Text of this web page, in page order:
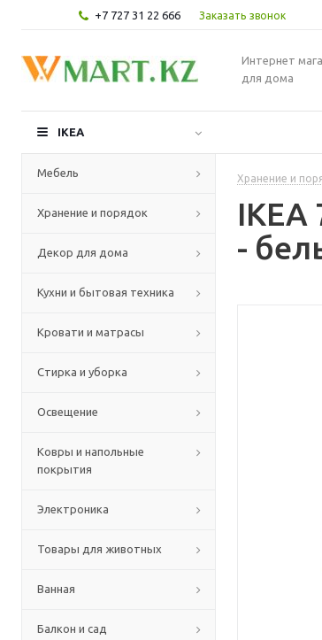
+7 727 31 22 666 Заказать звонок
Интернет
для дома
IKEA
Мебель
Хранение и порядок
Декор для дома
Кухни и бытовая техника
Кровати и матрасы
Стирка и уборка
Освещение
Ковры и напольные
покрытия
Электроника
Товары для животных
Ванная
Балкон и сад
Хранение и
IKEA
-